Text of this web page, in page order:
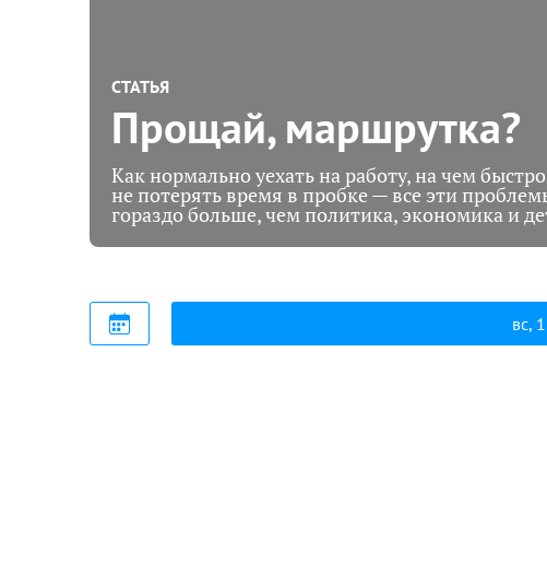
СТАТЬЯ
Прощай, маршрутка?
Как нормально уехать на работу, на чем
не потерять время в пробке — все эти
гораздо больше, чем политика, экономика и
вс,